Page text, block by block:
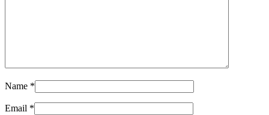
Name *
Email *